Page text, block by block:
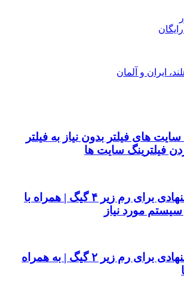
ایران و آلمان
های فیلتر بدون نیاز به فیلتر
فیلترینگ سایت ها
۱۰ بازی پیشنهادی برای رم زیر ۴ گیگ | همراه با
سیستم مورد نیاز
۱۰ بازی پیشنهادی برای رم زیر ۲ گیگ | به همراه